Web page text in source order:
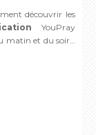
découvrir les
YouPray
matin et du soir…